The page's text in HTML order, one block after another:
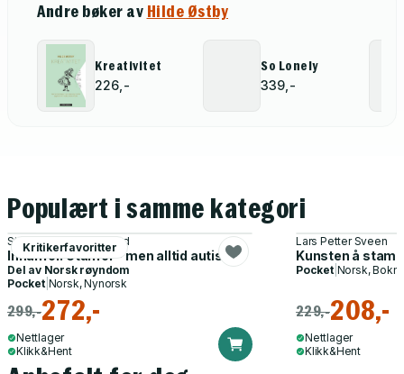
Andre bøker av Hilde Østby
Kreativitet
226,-
So Lonely
339,-
Populært i samme kategori
Kritikerfavoritter
Stine Hanssen Brattland
Innanfor. Utanfor - men alltid autist
Del av Norsk røyndom
Pocket| Norsk, Nynorsk
299,-272,-
Nettlager
Klikk&Hent
Lars Petter Sveen
Kunsten å
Pocket| Norsk,
229,-208,-
Nettlager
Klikk&Hent